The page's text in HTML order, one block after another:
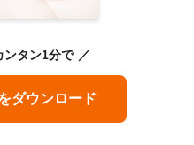
ンタン1分で
ダウンロード